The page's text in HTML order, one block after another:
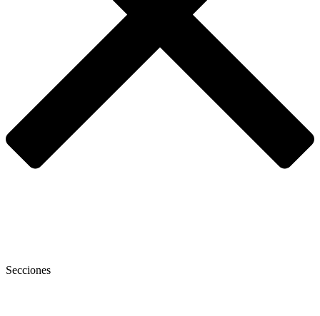
Secciones